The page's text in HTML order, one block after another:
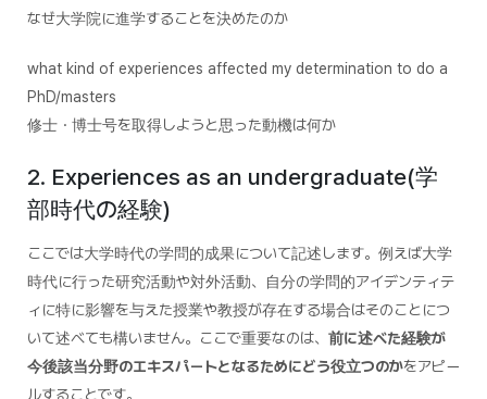
なぜ大学院に進学することを決めたのか
what kind of experiences affected my determination to do a
PhD/masters
修士・博士号を取得しようと思った動機は何か
2. Experiences as an undergraduate(学
部時代の経験)
ここでは大学時代の学問的成果について記述します。例えば大学
時代に行った研究活動や対外活動、自分の学問的アイデンティテ
ィに特に影響を与えた授業や教授が存在する場合はそのことにつ
いて述べても構いません。ここで重要なのは、 前に述べた経験が
今後該当分野のエキスパートとなるためにどう役立つのかをアピー
ルすることです。